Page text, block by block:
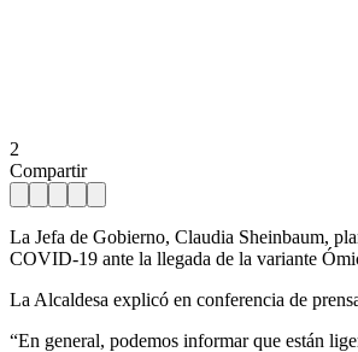
2
Compartir
La Jefa de Gobierno, Claudia Sheinbaum,
COVID-19 ante la llegada de la variante
La Alcaldesa explicó en conferencia de
“En general, podemos informar que están